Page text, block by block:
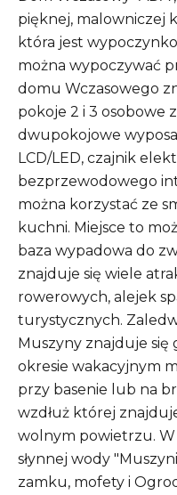
pięknej, malowniczej
która jest
można wypoczywać
domu Wczasowego
pokoje 2 i 3 osobowe
dwupokojowe
LCD/LED, czajnik
bezprzewodowego
można korzystać ze
kuchni. Miejsce to
baza wypadowa do
znajduje się wiele
rowerowych, alejek
turystycznych.
Muszyny znajduje się
okresie wakacyjnym
przy basenie lub na
wzdłuż której
wolnym powietrzu. W
słynnej wody
zamku, mofety i